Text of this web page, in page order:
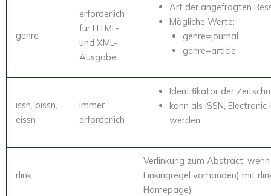
genre
erforderlich
für HTML-
und XML-
Ausgabe
Art der angefragten
Mögliche Werte:
genre=journal
genre=article
issn, pissn,
eissn
immer
erforderlich
Identifikator der
kann als ISSN,
werden
rlink
Verlinkung zum Abstract,
Linkingregel vorhanden) mit
Homepage)